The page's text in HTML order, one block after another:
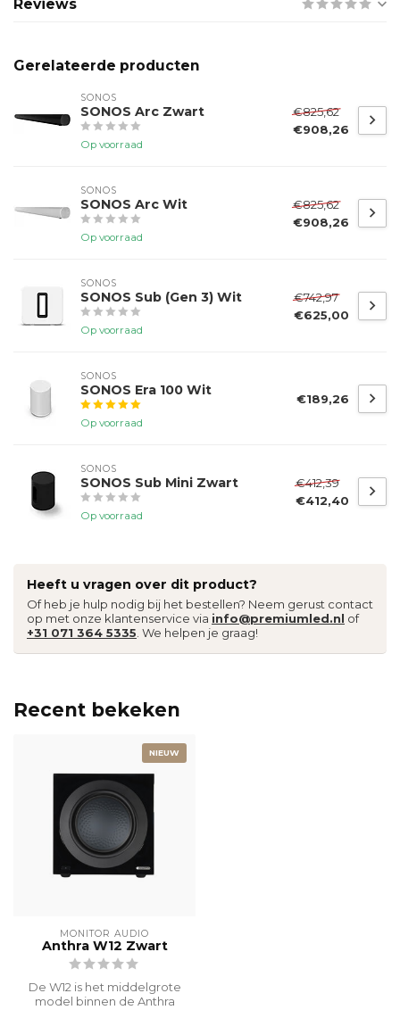
Reviews
Gerelateerde producten
SONOS
SONOS Arc Zwart
Op voorraad
€825,62
€908,26
SONOS
SONOS Arc Wit
Op voorraad
€825,62
€908,26
SONOS
SONOS Sub (Gen 3) Wit
Op voorraad
€742,97
€625,00
SONOS
SONOS Era 100 Wit
Op voorraad
€189,26
SONOS
SONOS Sub Mini Zwart
Op voorraad
€412,39
€412,40
Heeft u vragen over dit product?
Of heb je hulp nodig bij het bestellen? Neem gerust contact
op met onze klantenservice via info@premiumled.nl of
+31 071 364 5335 . We helpen je graag!
Recent bekeken
NIEUW
MONITOR AUDIO
Anthra W12 Zwart
De W12 is het middelgrote
model binnen de Anthra